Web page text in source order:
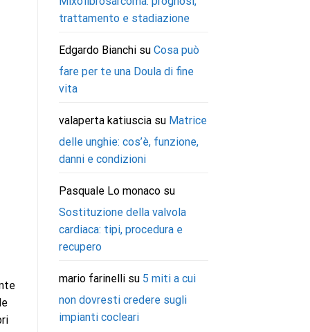
trattamento e stadiazione
Edgardo Bianchisu Cosa può
fare per te una Doula di fine
vita
valaperta katiusciasu Matrice
delle unghie: cos’è, funzione,
danni e condizioni
Pasquale Lo monacosu
Sostituzione della valvola
cardiaca: tipi, procedura e
recupero
mario farinellisu 5 miti a cui
non dovresti credere sugli
impianti cocleari